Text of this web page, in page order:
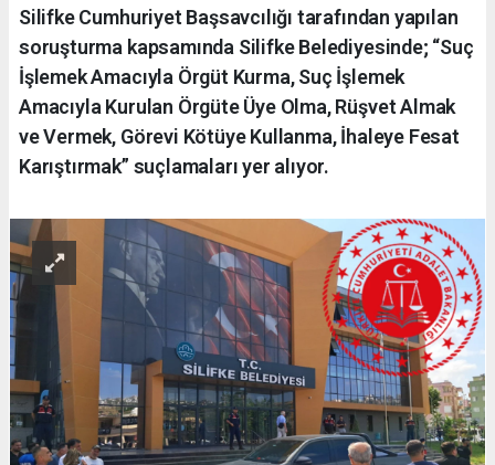
Silifke Cumhuriyet Başsavcılığı tarafından yapılan
soruşturma kapsamında Silifke Belediyesinde; “Suç
İşlemek Amacıyla Örgüt Kurma, Suç İşlemek
Amacıyla Kurulan Örgüte Üye Olma, Rüşvet Almak
ve Vermek, Görevi Kötüye Kullanma, İhaleye Fesat
Karıştırmak” suçlamaları yer alıyor.